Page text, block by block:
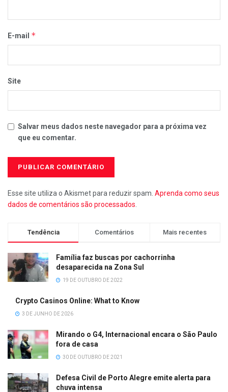
E-mail *
Site
Salvar meus dados neste navegador para a próxima vez
que eu comentar.
Esse site utiliza o Akismet para reduzir spam. Aprenda como seus
dados de comentários são processados.
Tendência Comentários Mais recentes
Família faz buscas por cachorrinha
desaparecida na Zona Sul
19 DE OUTUBRO DE 2022
Crypto Casinos Online: What to Know
3 DE JUNHO DE 2026
Mirando o G4, Internacional encara o São Paulo
fora de casa
30 DE OUTUBRO DE 2021
Defesa Civil de Porto Alegre emite alerta para
chuva intensa